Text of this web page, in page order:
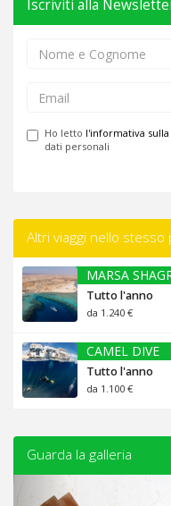
Iscriviti alla
Ho letto l'informativa
dati personali
Altri viaggi nello stesso
MARSA
Tutto l'anno
da 1.240 €
CAMEL DIVE
Tutto l'anno
da 1.100 €
Guarda la galleria
Previous